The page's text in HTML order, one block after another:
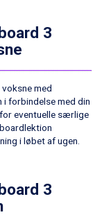
3
med
i forbindelse med din
eventuelle særlige
i løbet af ugen.
3